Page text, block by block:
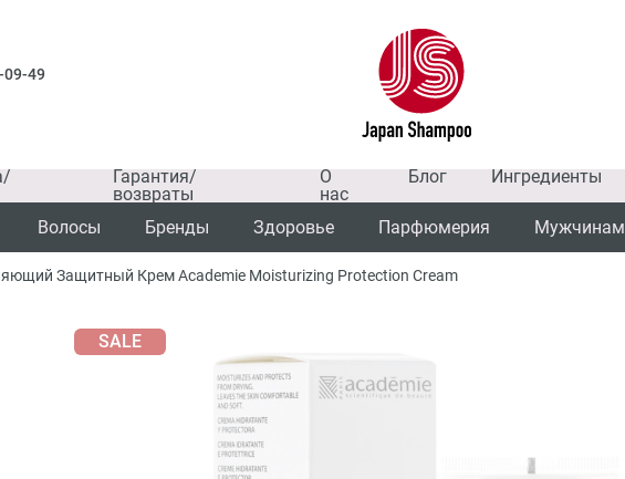
09-49
Гарантия/
возвраты
О
нас
Блог Ингредиенты
Волосы Бренды Здоровье Парфюмерия Мужчинам
Защитный Крем Academie Moisturizing Protection Cream
SALE